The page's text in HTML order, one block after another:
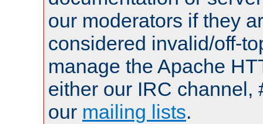
our moderators if they
considered invalid/off-
manage the Apache
either our IRC channel,
our mailing lists.